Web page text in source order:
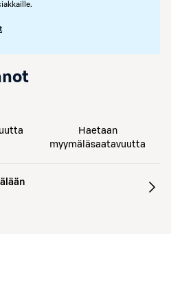
Haetaan
myymäläsaatavuutta